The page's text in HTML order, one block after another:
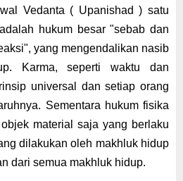
Vedanta ( Upanishad ) satu
hukum besar "sebab dan
yang mengendalikan nasib
Karma, seperti waktu dan
universal dan setiap orang
Sementara hukum fisika
material saja yang berlaku
dilakukan oleh makhluk hidup
dari semua makhluk hidup.